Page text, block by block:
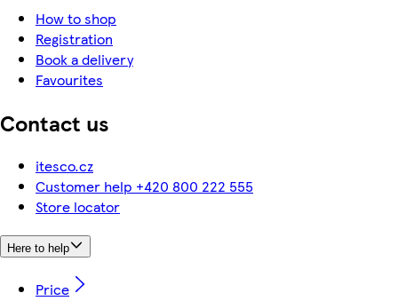
How to shop
Registration
Book a delivery
Favourites
Contact us
itesco.cz
Customer help +420 800 222 555
Store locator
Here to help
Price